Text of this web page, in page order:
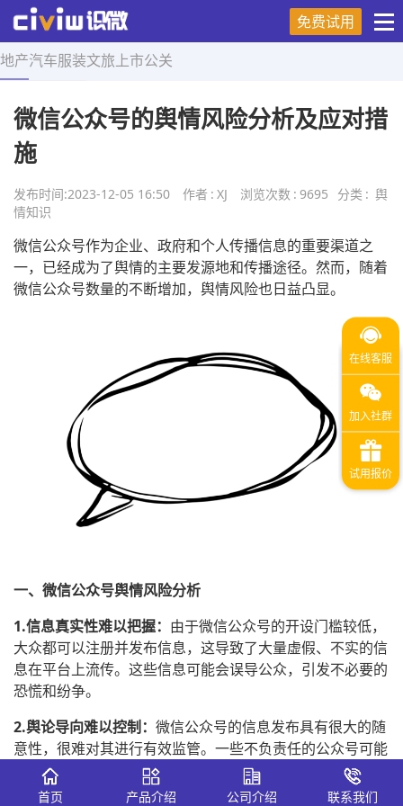
免费试用
地产汽车服装文旅 上市公关
首页 > 舆情知识 > 正文
微信公众号的舆情风险分析及应对措
施
发布时间:2023-12-05 16:50 作者 : XJ 浏览次数 : 9695 分类 : 舆
情知识
微信公众号作为企业、政府和个人传播信息的重要渠道之
一，已经成为了舆情的主要发源地和传播途径。然而，随着
微信公众号数量的不断增加，舆情风险也日益凸显。
一、微信公众号舆情风险分析
1.信息真实性难以把握： 由于微信公众号的开设门槛较低，
大众都可以注册并发布信息，这导致了大量虚假、不实的信
息在平台上流传。这些信息可能会误导公众，引发不必要的
恐慌和纷争。
2.舆论导向难以控制： 微信公众号的信息发布具有很大的随
意性，很难对其进行有效监管。一些不负责任的公众号可能
会散布负面、消极的言论，引导舆论走向极端，对社会和谐
稳定造成影响。
首页 产品介绍 公司介绍 联系我们